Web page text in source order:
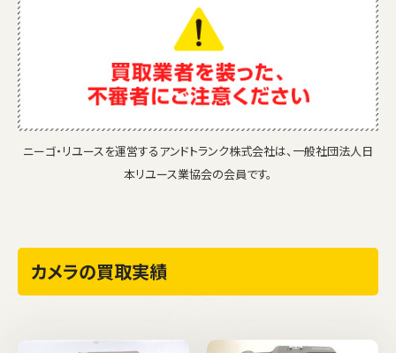
ニーゴ・リユースを運営するアンドトランク株式会社は、一般社団法人日
本リユース業協会の会員です。
カメラの買取実績